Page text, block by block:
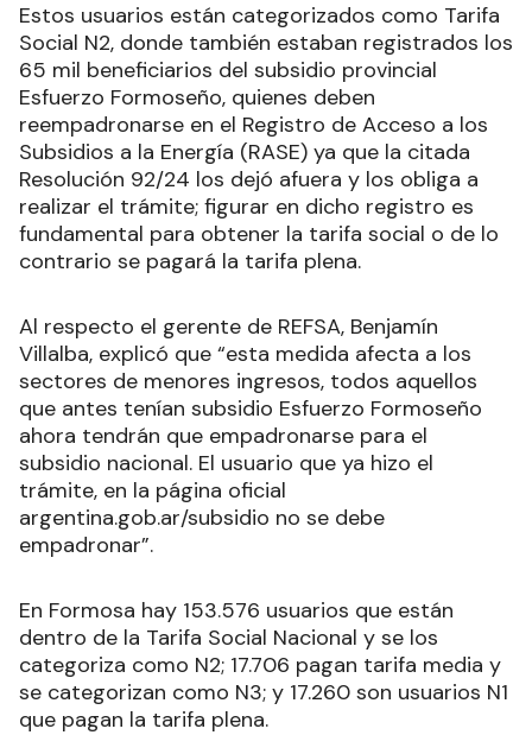
Estos usuarios están categorizados como Tarifa
Social N2, donde también estaban registrados los
65 mil beneficiarios del subsidio provincial
Esfuerzo Formoseño, quienes deben
reempadronarse en el Registro de Acceso a los
Subsidios a la Energía (RASE) ya que la citada
Resolución 92/24 los dejó afuera y los obliga a
realizar el trámite; figurar en dicho registro es
fundamental para obtener la tarifa social o de lo
contrario se pagará la tarifa plena.
Al respecto el gerente de REFSA, Benjamín
Villalba, explicó que “esta medida afecta a los
sectores de menores ingresos, todos aquellos
que antes tenían subsidio Esfuerzo Formoseño
ahora tendrán que empadronarse para el
subsidio nacional. El usuario que ya hizo el
trámite, en la página oficial
argentina.gob.ar/subsidio no se debe
empadronar”.
En Formosa hay 153.576 usuarios que están
dentro de la Tarifa Social Nacional y se los
categoriza como N2; 17.706 pagan tarifa media y
se categorizan como N3; y 17.260 son usuarios N1
que pagan la tarifa plena.